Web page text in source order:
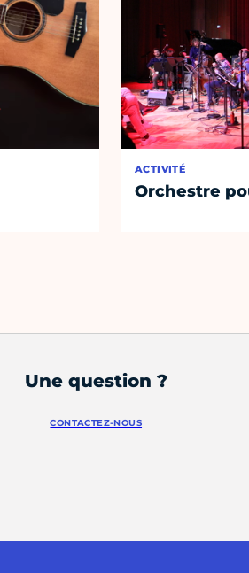
ACTIVITÉ
Orchestre
Une question ?
CONTACTEZ-NOUS